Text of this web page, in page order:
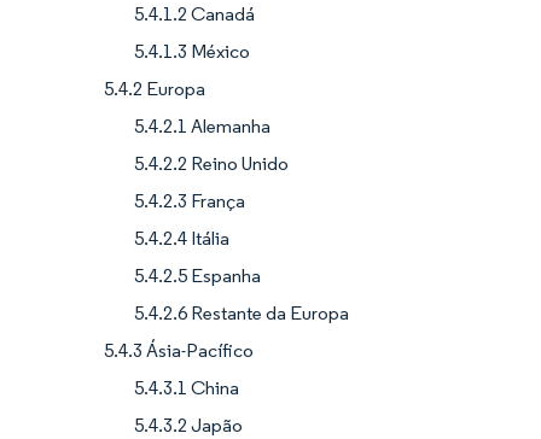
5.4.1.2 Canadá
5.4.1.3 México
5.4.2 Europa
5.4.2.1 Alemanha
5.4.2.2 Reino Unido
5.4.2.3 França
5.4.2.4 Itália
5.4.2.5 Espanha
5.4.2.6 Restante da Europa
5.4.3 Ásia-Pacífico
5.4.3.1 China
5.4.3.2 Japão